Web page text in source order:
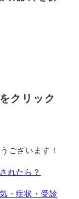
クリック
ございます！
れたら？
・症状・受診